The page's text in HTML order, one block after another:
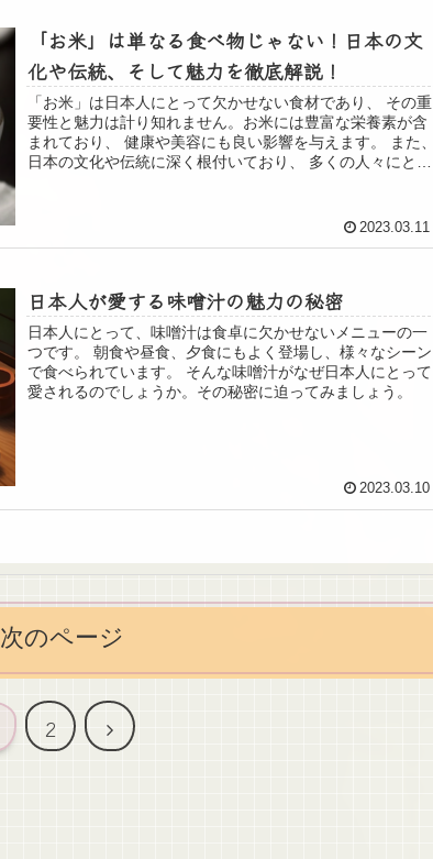
リや教材の紹介なども行い、日本語初心者が日本語を学ぶ
上でのヒントやアドバイスを提供します
「お米」は単なる食べ物じゃない！日本の文
化や伝統、そして魅力を徹底解説！
「お米」は日本人にとって欠かせない食材であり、 その重
要性と魅力は計り知れません。お米には豊富な栄養素が含
まれており、 健康や美容にも良い影響を与えます。 また、
日本の文化や伝統に深く根付いており、 多くの人々にとっ
法や食べ方などを解説することです。 また、お米にまつわ
きっかけとなることを期待しています。
2023.03.11
日本人が愛する味噌汁の魅力の秘密
日本人にとって、味噌汁は食卓に欠かせないメニューの一
つです。 朝食や昼食、夕食にもよく登場し、様々なシーン
で食べられています。 そんな味噌汁がなぜ日本人にとって
愛されるのでしょうか。その秘密に迫ってみましょう。
2023.03.10
次のページ
2